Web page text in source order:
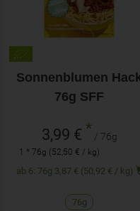
Sonnenblumen
76g SFF
3,99 € * / 76g
1 * 76g (52,50 € / kg)
ab 6: 76g 3,87 € (50,92 € / kg)
76g